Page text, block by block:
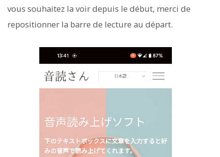
vous souhaitez la voir depuis le début, merci de
repositionner la barre de lecture au départ.